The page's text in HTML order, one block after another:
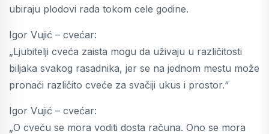
ubiraju plodovi rada tokom cele godine.
Igor Vujić – cvećar:
„Ljubitelji cveća zaista mogu da uživaju u različitosti
biljaka svakog rasadnika, jer se na jednom mestu može
pronaći različito cveće za svačiji ukus i prostor.“
Igor Vujić – cvećar:
„O cveću se mora voditi dosta računa. Ono se mora